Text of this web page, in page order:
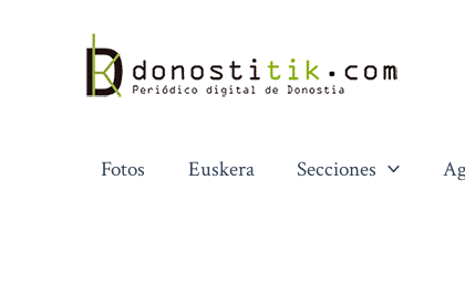
contenido
Fotos Euskera Secciones